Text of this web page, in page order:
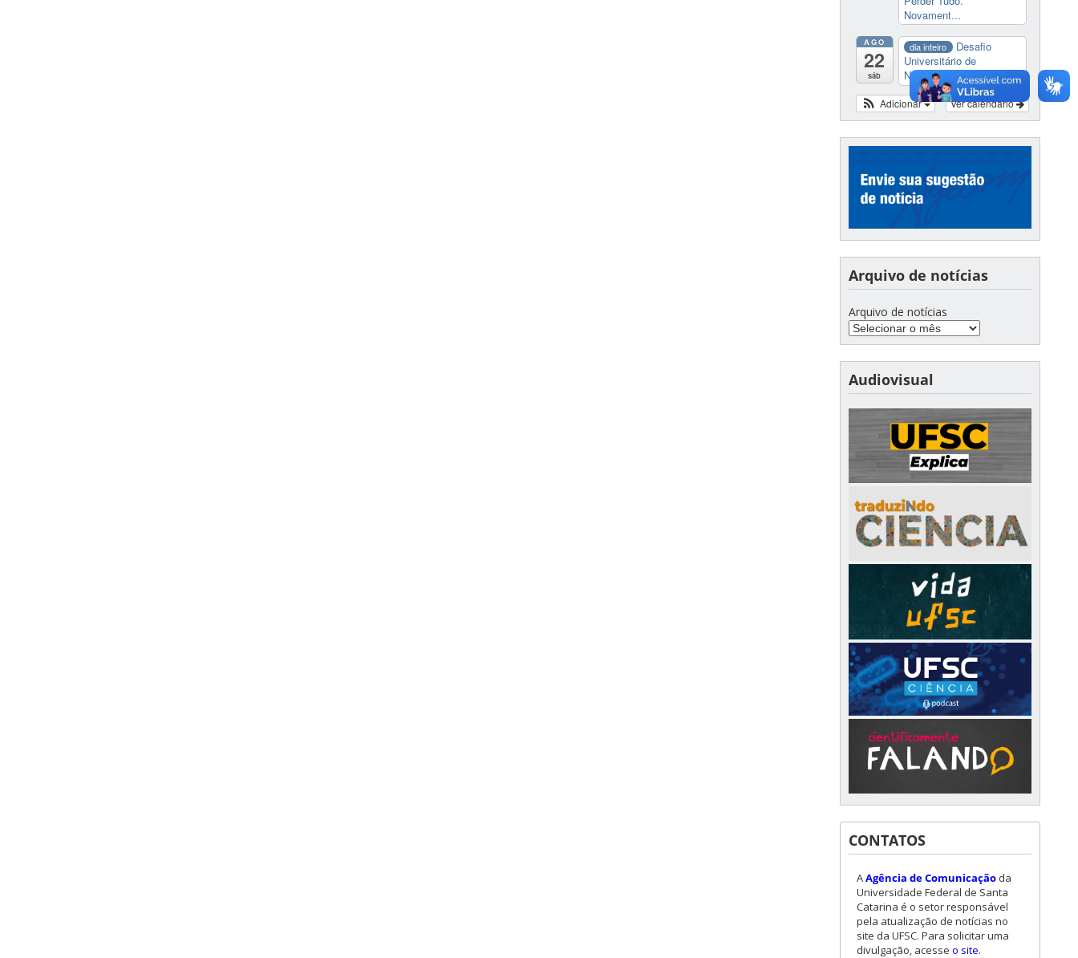
Novament...
AGO
22
sáb
dia inteiro
Desafio
Universitário de
Nautide...
Ver calendário
Adicionar
Arquivo de notícias
Arquivo de notícias
Audiovisual
CONTATOS
AAgência de Comunicação da
Universidade Federal de Santa
Catarina é o setor responsável
pela atualização de notícias no
site da UFSC. Para solicitar uma
divulgação, acesse o site.